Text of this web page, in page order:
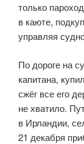
только
в каюте,
управляя
По дороге на
капитана,
сжёг все его
не хватило.
в Ирландии,
21 декабря